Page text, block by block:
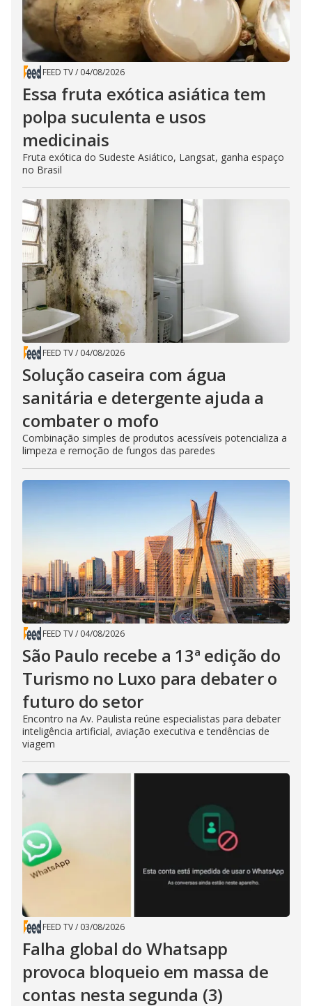
FEED TV/ 04/08/2026
Essa fruta exótica asiática tem
polpa suculenta e usos
medicinais
Fruta exótica do Sudeste Asiático, Langsat, ganha espaço
no Brasil
FEED TV/ 04/08/2026
Solução caseira com água
sanitária e detergente ajuda a
combater o mofo
Combinação simples de produtos acessíveis potencializa a
limpeza e remoção de fungos das paredes
FEED TV/ 04/08/2026
São Paulo recebe a 13ª edição do
Turismo no Luxo para debater o
futuro do setor
Encontro na Av. Paulista reúne especialistas para debater
inteligência artificial, aviação executiva e tendências de
viagem
FEED TV/ 03/08/2026
Falha global do Whatsapp
provoca bloqueio em massa de
contas nesta segunda (3)